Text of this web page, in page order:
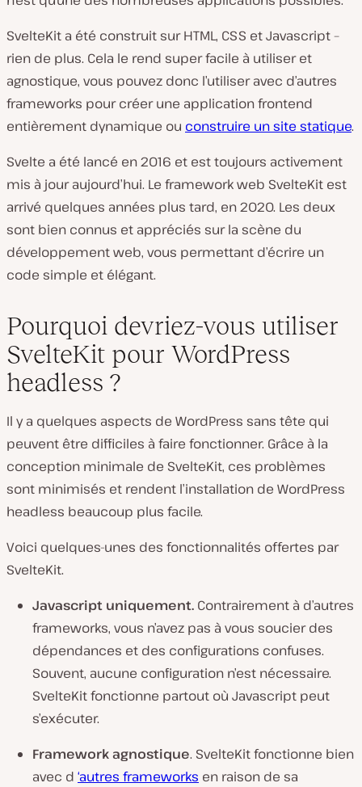
SvelteKit a été construit sur HTML, CSS et Javascript –
rien de plus. Cela le rend super facile à utiliser et
agnostique, vous pouvez donc l’utiliser avec d’autres
frameworks pour créer une application frontend
entièrement dynamique ou construire un site statique.
Svelte a été lancé en 2016 et est toujours activement
mis à jour aujourd’hui. Le framework web SvelteKit est
arrivé quelques années plus tard, en 2020. Les deux
sont bien connus et appréciés sur la scène du
développement web, vous permettant d’écrire un
code simple et élégant.
Pourquoi devriez-vous utiliser
SvelteKit pour WordPress
headless ?
Il y a quelques aspects de WordPress sans tête qui
peuvent être difficiles à faire fonctionner. Grâce à la
conception minimale de SvelteKit, ces problèmes
sont minimisés et rendent l’installation de WordPress
headless beaucoup plus facile.
Voici quelques-unes des fonctionnalités offertes par
SvelteKit.
Javascript uniquement. Contrairement à d’autres
frameworks, vous n’avez pas à vous soucier des
dépendances et des configurations confuses.
Souvent, aucune configuration n’est nécessaire.
SvelteKit fonctionne partout où Javascript peut
s’exécuter.
Framework agnostique. SvelteKit fonctionne bien
avec d ‘autres frameworks en raison de sa